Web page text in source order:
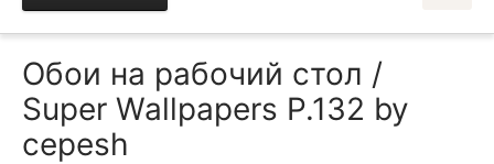
Обои на рабочий стол /
Super Wallpapers P.132 by
cepesh